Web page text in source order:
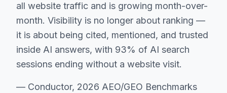
all website traffic and is growing month-over-
month. Visibility is no longer about ranking —
it is about being cited, mentioned, and trusted
inside AI answers, with 93% of AI search
sessions ending without a website visit.
— Conductor, 2026 AEO/GEO Benchmarks